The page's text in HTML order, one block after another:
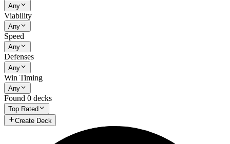
Any
Viability
Any
Speed
Any
Defenses
Any
Win Timing
Any
Found 0 decks
Top Rated
Create Deck